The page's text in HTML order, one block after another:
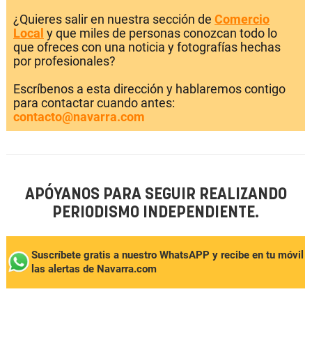
¿Quieres salir en nuestra sección de Comercio
Local y que miles de personas conozcan todo lo
que ofreces con una noticia y fotografías hechas
por profesionales?
Escríbenos a esta dirección y hablaremos contigo
para contactar cuando antes:
contacto@navarra.com
APÓYANOS PARA SEGUIR REALIZANDO
PERIODISMO INDEPENDIENTE.
Suscríbete gratis a nuestro WhatsAPP y recibe en tu móvil
las alertas de Navarra.com